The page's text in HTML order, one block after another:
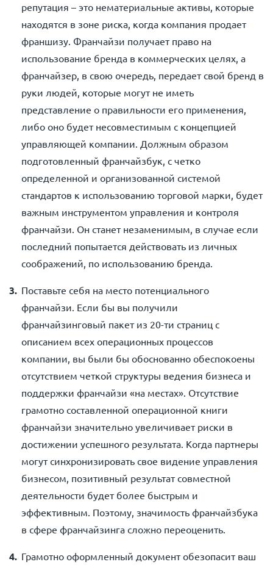
репутация – это нематериальные активы, которые
находятся в зоне риска, когда компания продает
франшизу. Франчайзи получает право на
использование бренда в коммерческих целях, а
франчайзер, в свою очередь, передает свой бренд в
руки людей, которые могут не иметь
представление о правильности его применения,
либо оно будет несовместимым с концепцией
управляющей компании. Должным образом
подготовленный франчайзбук, с четко
определенной и организованной системой
стандартов к использованию торговой марки, будет
важным инструментом управления и контроля
франчайзи. Он станет незаменимым, в случае если
последний попытается действовать из личных
соображений, по использованию бренда.
Поставьте себя на место потенциального
франчайзи. Если бы вы получили
франчайзинговый пакет из 20-ти страниц с
описанием всех операционных процессов
компании, вы были бы обоснованно обеспокоены
отсутствием четкой структуры ведения бизнеса и
поддержки франчайзи «на местах». Отсутствие
грамотно составленной операционной книги
франчайзи значительно увеличивает риски в
достижении успешного результата. Когда партнеры
могут синхронизировать свое видение управления
бизнесом, позитивный результат совместной
деятельности будет более быстрым и
эффективным. Поэтому, значимость франчайзбука
в сфере франчайзинга сложно переоценить.
Грамотно оформленный документ обезопасит ваш